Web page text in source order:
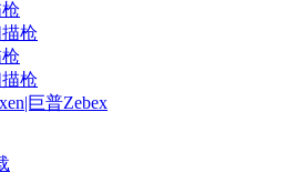
枪
枪
巨普Zebex